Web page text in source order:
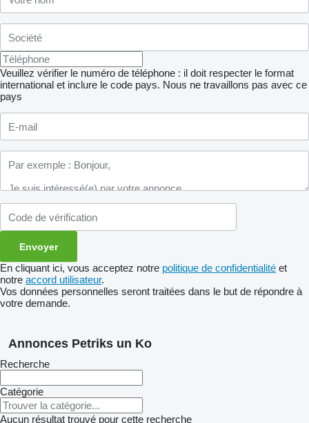
Veuillez vérifier le numéro de téléphone : il doit respecter le format
international et inclure le code pays. Nous ne travaillons pas avec ce
pays
En cliquant ici, vous acceptez notre politique de confidentialité et
notre accord utilisateur.
Vos données personnelles seront traitées dans le but de répondre à
votre demande.
Annonces Petriks un Ko
Recherche
Catégorie
Aucun résultat trouvé pour cette recherche